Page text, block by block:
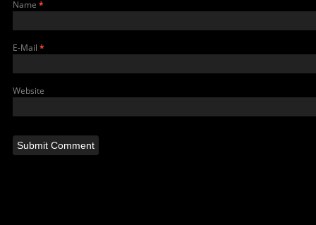
Name *
E-Mail *
Website